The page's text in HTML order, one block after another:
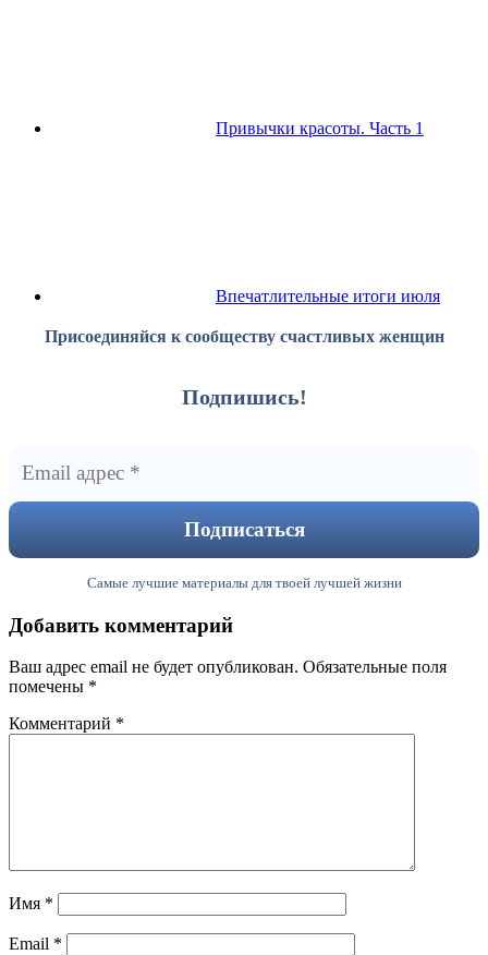
Привычки красоты. Часть 1
Впечатлительные итоги июля
Присоединяйся к сообществу счастливых женщин
Подпишись!
Самые лучшие материалы для твоей лучшей жизни
Добавить комментарий
Ваш адрес email не будет опубликован. Обязательные поля
помечены *
Комментарий *
Имя *
Email *